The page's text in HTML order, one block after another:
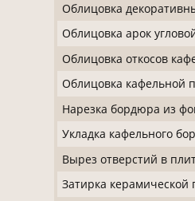
Облицовка
Облицовка арок
Облицовка откосов
Облицовка кафельной
Нарезка бордюра из
Укладка кафельного
Вырез отверстий в
Затирка керамической